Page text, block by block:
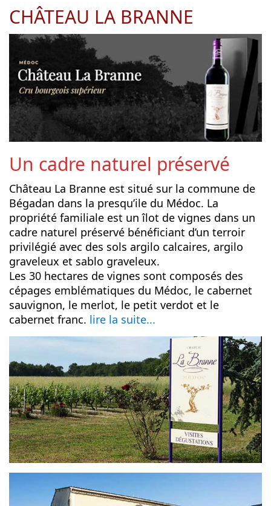
CHÂTEAU LA BRANNE
Un cadre naturel préservé
Château La Branne est situé sur la commune de
Bégadan dans la presqu’ile du Médoc. La
propriété familiale est un îlot de vignes dans un
cadre naturel préservé bénéficiant d’un terroir
privilégié avec des sols argilo calcaires, argilo
graveleux et sablo graveleux.
Les 30 hectares de vignes sont composés des
cépages emblématiques du Médoc, le cabernet
sauvignon, le merlot, le petit verdot et le
cabernet franc. lire la suite...